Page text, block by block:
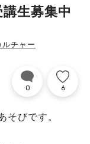
生募集中
ルチャー
0 6
そびです。